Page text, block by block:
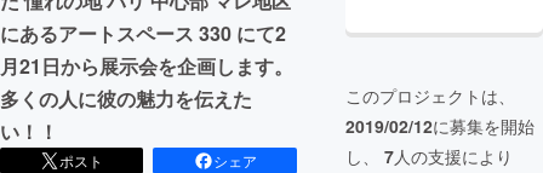
にあるアートスペース 330 にて2
月21日から展示会を企画します。
多くの人に彼の魅力を伝えた
い！！
ポスト
シェア
このプロジェクトは、
2019/02/12に募集を開始
し、 7人の支援により